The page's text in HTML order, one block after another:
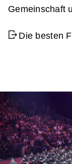
Gemeinschaft
Die besten